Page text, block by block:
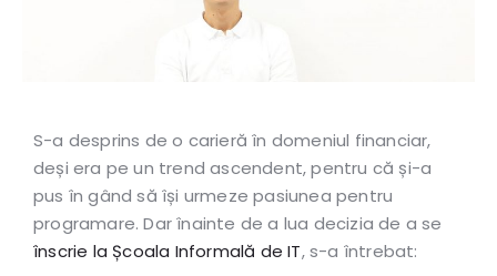
S-a desprins de o carieră în domeniul financiar,
deși era pe un trend ascendent, pentru că și-a
pus în gând să își urmeze pasiunea pentru
programare. Dar înainte de a lua decizia de a se
înscrie la Școala Informală de IT, s-a întrebat: